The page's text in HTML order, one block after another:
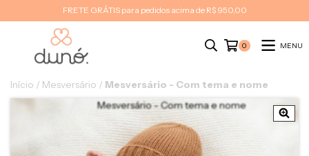
FRETE GRÁTIS para pedidos acima de R$ 950,00
0 MENU
Início / Mesversário / Mesversário - Com tema e nome